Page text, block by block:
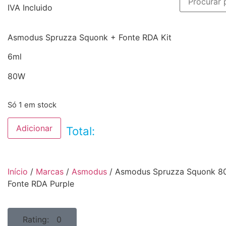
IVA Incluido
Asmodus Spruzza Squonk + Fonte RDA Kit
6ml
80W
Só 1 em stock
Adicionar Total:
Início / Marcas / Asmodus / Asmodus Spruzza Squonk
Fonte RDA Purple
Rating: 0